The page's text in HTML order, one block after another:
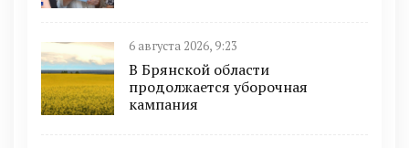
6 августа 2026, 9:23
В Брянской области
продолжается уборочная
кампания